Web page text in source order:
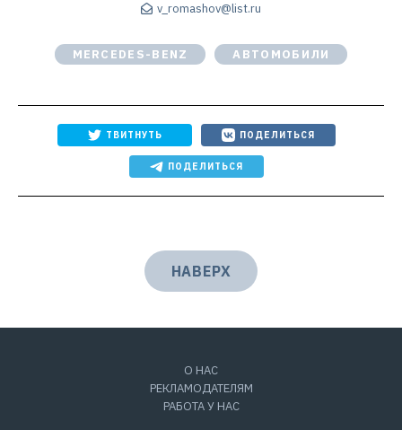
v_romashov@list.ru
MERCEDES-BENZ АВТОМОБИЛИ
ТВИТНУТЬ ПОДЕЛИТЬСЯ
ПОДЕЛИТЬСЯ
НАВЕРХ
О НАС
РЕКЛАМОДАТЕЛЯМ
РАБОТА У НАС